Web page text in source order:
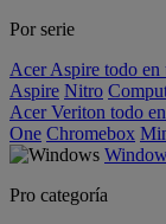
Por serie
Acer Aspire todo en
Aspire Nitro
Acer Veriton todo
One Chromebox
Pro categoría